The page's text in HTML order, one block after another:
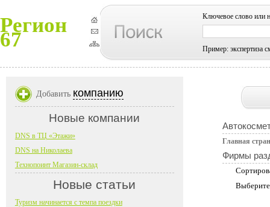
Регион
67
Ключевое слово или
Пример: экспертиза
Главная
Фирмы
Добавить компанию
Новые компании
DNS в ТЦ «Этажи»
DNS на Николаева
Технопоинт Магазин-склад
Новые статьи
Туризм начинается с темпа поездки